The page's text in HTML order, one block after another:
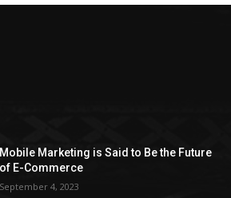
Mobile Marketing is Said to Be the Future
of E-Commerce
September 4, 2023